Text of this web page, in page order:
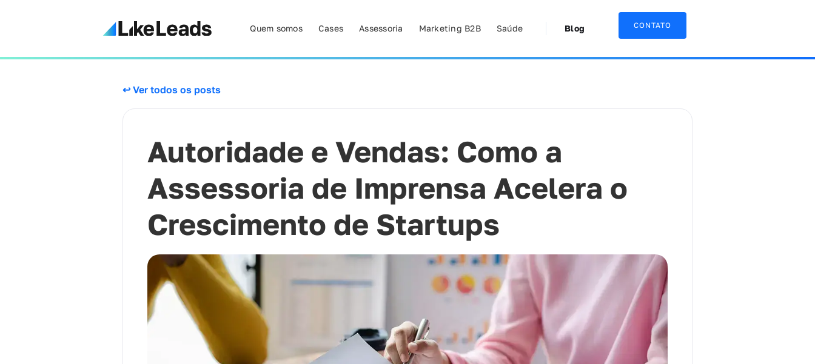
Quem somos Cases Assessoria Marketing B2B Saúde Blog CONTATO
↩ Ver todos os posts
Autoridade e Vendas: Como a
Assessoria de Imprensa Acelera o
Crescimento de Startups